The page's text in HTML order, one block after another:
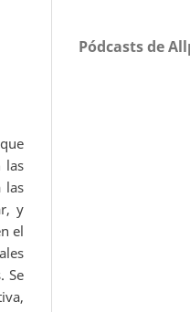
las
las
y
el
Se
Pódcasts de